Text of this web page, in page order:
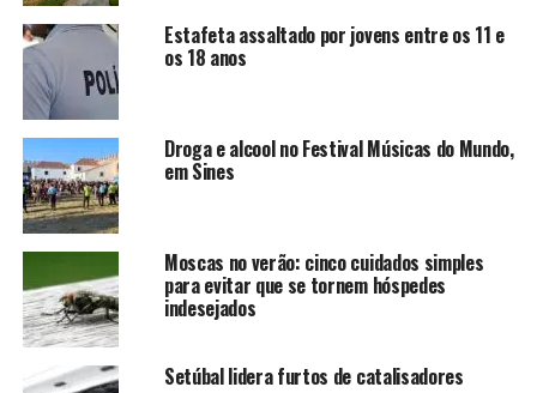
Estafeta assaltado por jovens entre os 11 e
os 18 anos
Droga e alcool no Festival Músicas do Mundo,
em Sines
Moscas no verão: cinco cuidados simples
para evitar que se tornem hóspedes
indesejados
Setúbal lidera furtos de catalisadores